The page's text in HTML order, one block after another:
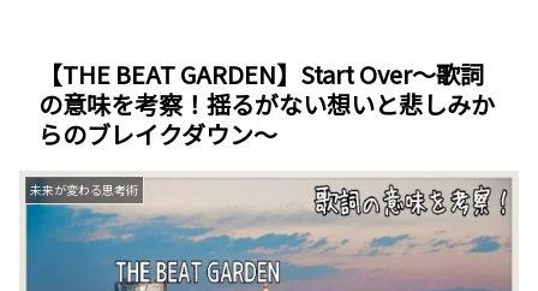
【THE BEAT GARDEN】Start Over～歌詞
の意味を考察！揺るがない想いと悲しみか
らのブレイクダウン～
未来が変わる思考術